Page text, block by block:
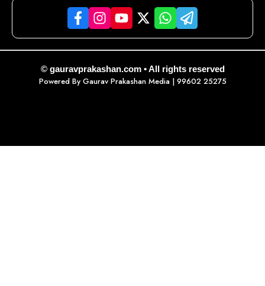
© gauravprakashan.com • All rights reserved
Powered By Gaurav Prakashan Media| 99602 25275